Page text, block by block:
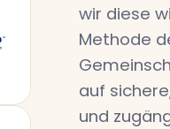
wir diese
Methode
auf
und